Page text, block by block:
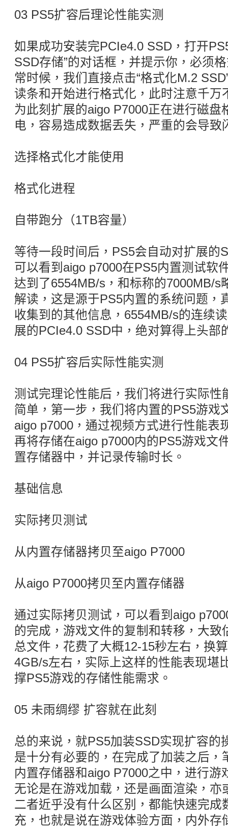
03 PS5扩容后理论性能实测
如果成功安装完PCIe4.0 SSD，打开
SSD存储”的对话框，并提示你，必须
常时候，我们直接点击“格式化M.2
读条和开始进行格式化，此时注意千万
为此刻扩展的aigo P7000正在进行磁盘
电，容易造成数据丢失，严重的会导致
选择格式化才能使用
格式化进程
自带跑分（1TB容量）
等待一段时间后，PS5会自动对扩展的
可以看到aigo p7000在PS5内置测试软
达到了6554MB/s，和标称的7000MB/s
解读，这是源于PS5内置的系统问题，
收集到的其他信息，6554MB/s的连续
展的PCIe4.0 SSD中，绝对算得上头部
04 PS5扩容后实际性能实测
测试完理论性能后，我们将进行实际性
简单，第一步，我们将内置的PS5游戏
aigo p7000，通过视频方式进行性能表
再将存储在aigo p7000内的PS5游戏文
置存储器中，并记录传输时长。
基础信息
实际拷贝测试
从内置存储器拷贝至aigo P7000
从aigo P7000拷贝至内置存储器
通过实际拷贝测试，可以看到aigo
的完成，游戏文件的复制和转移，大致
总文件，花费了大概12-15秒左右，换
4GB/s左右，实际上这样的性能表现堪
撑PS5游戏的存储性能需求。
05 未雨绸缪 扩容就在此刻
总的来说，就PS5加装SSD实现扩容的
是十分有必要的，在完成了加装之后，
内置存储器和aigo P7000之中，进行游
无论是在游戏加载，还是画面渲染，亦
二者近乎没有什么区别，都能快速完成
充，也就是说在游戏体验方面，内外存